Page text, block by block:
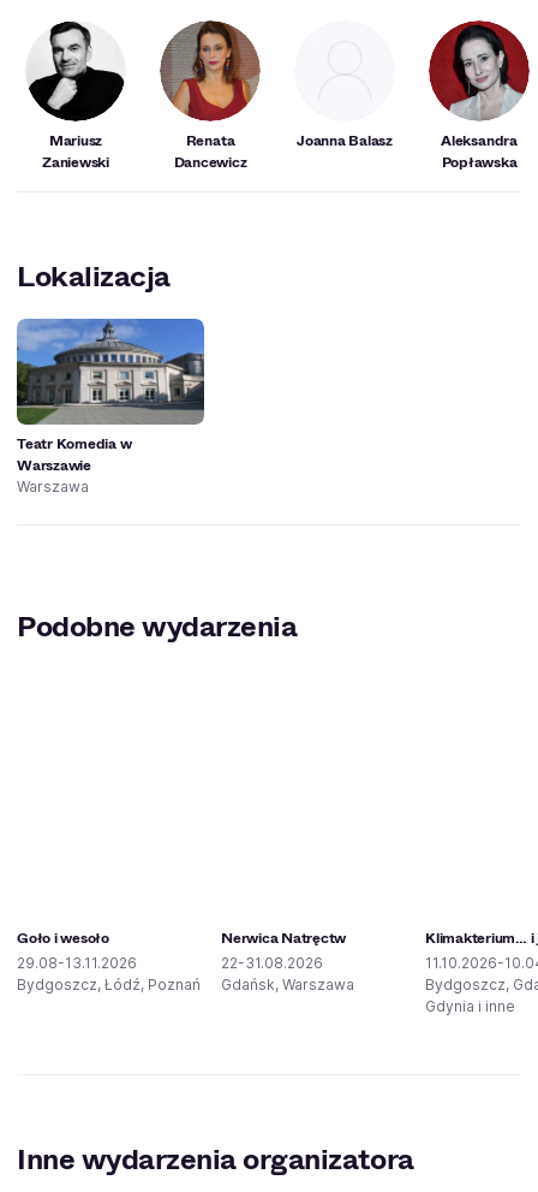
Mariusz
Zaniewski
Renata
Dancewicz
Joanna Balasz
Aleksandra
Popławska
Lokalizacja
Teatr Komedia w
Warszawie
Warszawa
Podobne wydarzenia
Goło i wesoło
29.08-13.11.2026
Bydgoszcz, Łódź, Poznań
Nerwica Natręctw
22-31.08.2026
Gdańsk, Warszawa
Klimakterium… i
11.10.2026-
Bydgoszcz,
Gdynia i inne
Inne wydarzenia organizatora